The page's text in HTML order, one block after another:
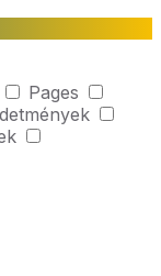
Pages